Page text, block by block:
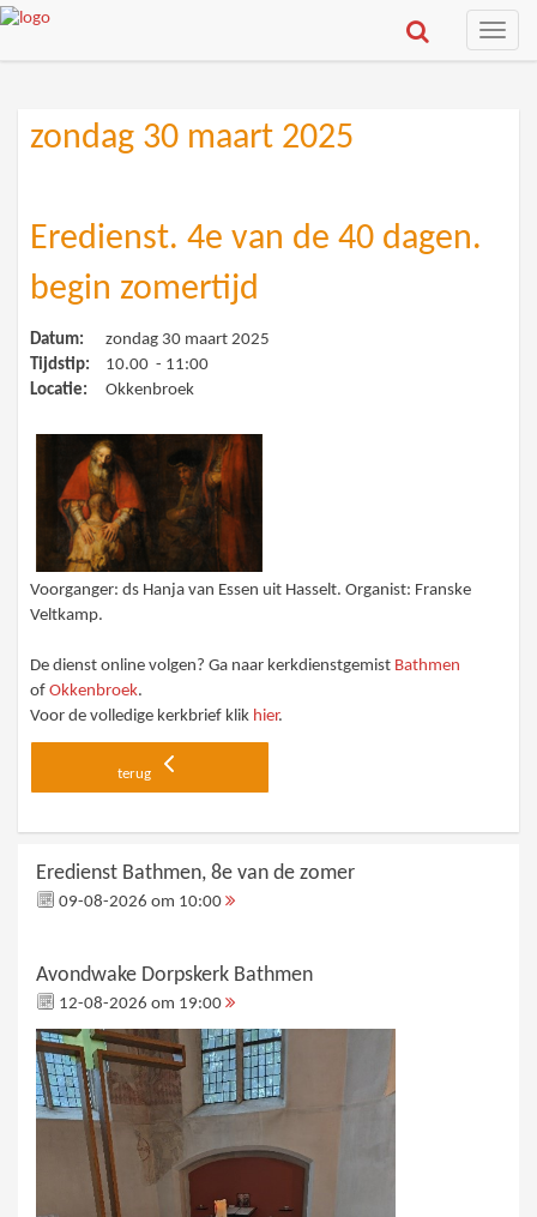
Toggle
zondag 30 maart 2025
Eredienst. 4e van de 40 dagen.
begin zomertijd
Datum:
zondag 30 maart 2025
Tijdstip:
10.00 - 11:00
Locatie:
Okkenbroek
Voorganger: ds Hanja van Essen uit Hasselt. Organist: Franske
Veltkamp.
De dienst online volgen? Ga naar kerkdienstgemist Bathmen
ofOkkenbroek.
Voor de volledige kerkbrief klik hier.
terug
Eredienst Bathmen, 8e van de zomer
09-08-2026 om 10:00
Avondwake Dorpskerk Bathmen
12-08-2026 om 19:00